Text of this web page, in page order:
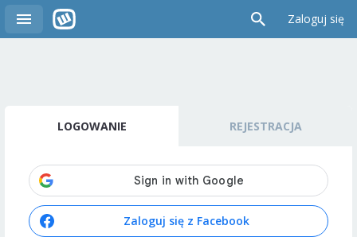
Zaloguj się
LOGOWANIE REJESTRACJA
Zaloguj się z Facebook